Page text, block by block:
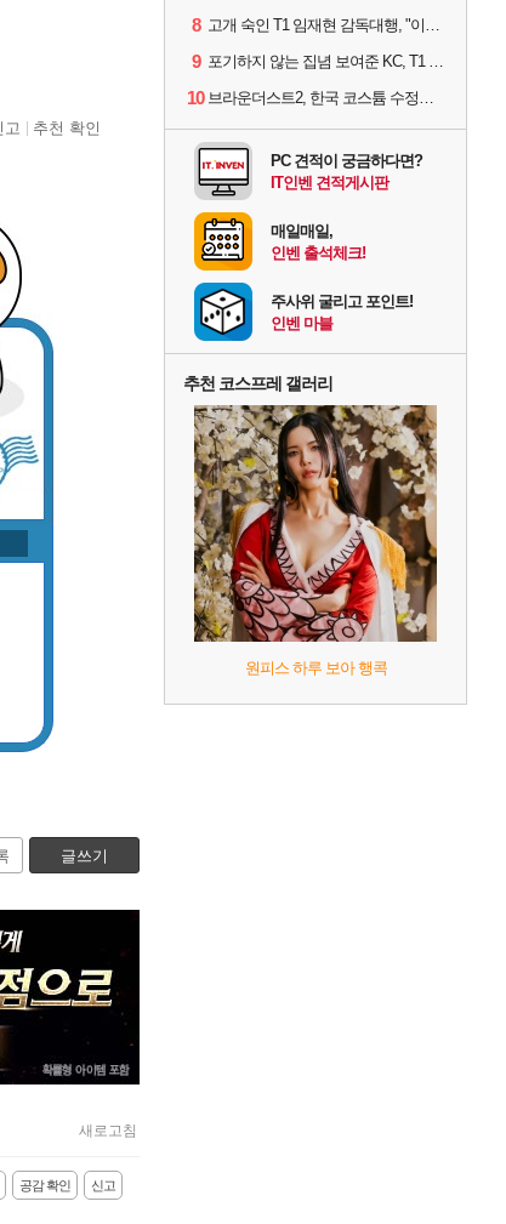
고 추천 확인
글쓰기
새로고침
신고
공감 확인
8 고개 숙인 T1 임재현 감독대행, "이른 탈락에 죄송한 마음 뿐"
9 포기하지 않는 집념 보여준 KC, T1 잡았다
10 브라운더스트2, 한국 코스튬 수정… 이준희 PD "안 하면 서비스 지속 불가"
PC 견적이 궁금하다면?
IT인벤 견적게시판
매일매일,
인벤 출석체크!
주사위 굴리고 포인트!
인벤 마블
추천 코스프레 갤러리
원피스 하루 보아 행콕